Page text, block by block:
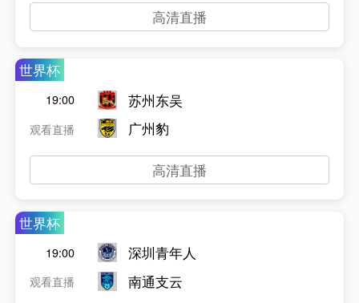
高清直播
世界杯
19:00
观看直播
苏州东吴
广州豹
高清直播
世界杯
19:00
观看直播
深圳青年人
南通支云